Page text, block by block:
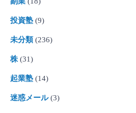
投資塾 (9)
未分類 (236)
株 (31)
起業塾 (14)
迷惑メール(3)